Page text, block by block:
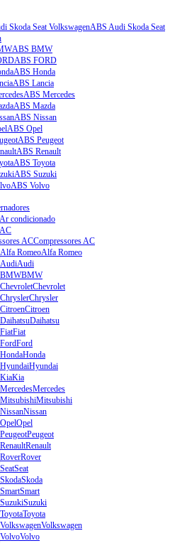
ABS Audi Skoda Seat
ABS BMW
ABS FORD
ABS Honda
ABS Lancia
ABS Mercedes
ABS Mazda
ABS Nissan
ABS Opel
ABS Peugeot
ABS Renault
ABS Toyota
ABS Suzuki
ABS Volvo
Ar condicionado
Compressores AC
Alfa Romeo
Audi
BMW
Chevrolet
Chrysler
Citroen
Daihatsu
Fiat
Ford
Honda
Hyundai
Kia
Mercedes
Mitsubishi
Nissan
Opel
Peugeot
Renault
Rover
Seat
Skoda
Smart
Suzuki
Toyota
Volkswagen
Volvo